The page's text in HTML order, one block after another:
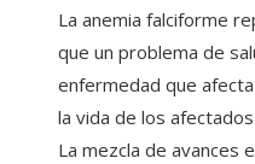
La anemia falciforme
que un problema de
enfermedad que
la vida de los
La mezcla de avances